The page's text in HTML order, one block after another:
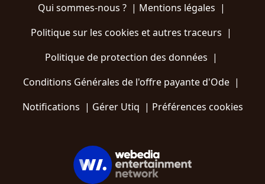
Qui sommes-nous ?| Mentions légales |
Politique sur les cookies et autres traceurs |
Politique de protection des données |
Conditions Générales de l'offre payante d'Ode |
Notifications | Gérer Utiq | Préférences cookies